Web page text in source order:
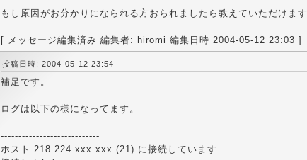
もし原因がお分かりになられる方おられましたら教えていただけま
[ メッセージ編集済み 編集者: hiromi 編集日時 2004-05-12 23:03 ]
投稿日時: 2004-05-12 23:54
補足です。
ログは以下の様になってます。
----------------------------
ホスト 218.224.xxx.xxx (21) に接続しています.